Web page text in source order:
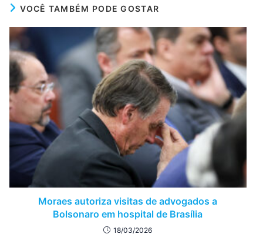
VOCÊ TAMBÉM PODE GOSTAR
Moraes autoriza visitas de advogados a
Bolsonaro em hospital de Brasília
18/03/2026